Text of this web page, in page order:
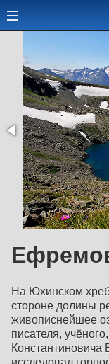
На Юхинском
стороне долины
живописнейшее
писателя,